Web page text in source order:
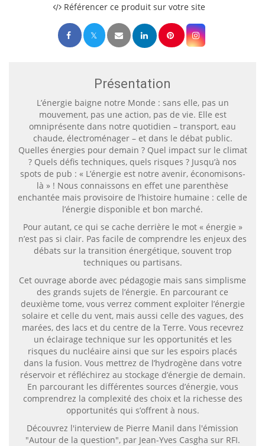
Référencer ce produit sur votre site
Présentation
L’énergie baigne notre Monde : sans elle, pas un
mouvement, pas une action, pas de vie. Elle est
omniprésente dans notre quotidien – transport, eau
chaude, électroménager – et dans le débat public.
Quelles énergies pour demain ? Quel impact sur le climat
? Quels défis techniques, quels risques ? Jusqu’à nos
spots de pub : « L’énergie est notre avenir, économisons-
là » ! Nous connaissons en effet une parenthèse
enchantée mais provisoire de l’histoire humaine : celle de
l’énergie disponible et bon marché.
Pour autant, ce qui se cache derrière le mot « énergie »
n’est pas si clair. Pas facile de comprendre les enjeux des
débats sur la transition énergétique, souvent trop
techniques ou partisans.
Cet ouvrage aborde avec pédagogie mais sans simplisme
des grands sujets de l’énergie. En parcourant ce
deuxième tome, vous verrez comment exploiter l’énergie
solaire et celle du vent, mais aussi celle des vagues, des
marées, des lacs et du centre de la Terre. Vous recevrez
un éclairage technique sur les opportunités et les
risques du nucléaire ainsi que sur les espoirs placés
dans la fusion. Vous mettrez de l’hydrogène dans votre
réservoir et réfléchirez au stockage d’énergie de demain.
En parcourant les différentes sources d’énergie, vous
comprendrez la complexité des choix et la richesse des
opportunités qui s’offrent à nous.
Découvrez l'interview de Pierre Manil dans l'émission
"Autour de la question", par Jean-Yves Casgha sur RFI.